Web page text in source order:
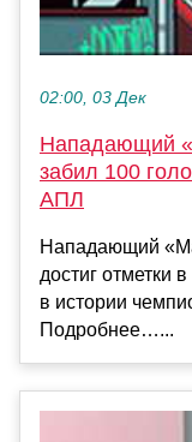
02:00, 03 Дек
Нападающий
забил 100
АПЛ
Нападающий
достиг отметки
в истории
Подробнее…...